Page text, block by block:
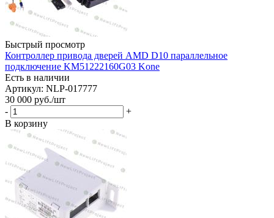
Быстрый просмотр
Контроллер привода дверей AMD D10 параллельное
подключение KM51222160G03 Kone
Есть в наличии
Артикул: NLP-017777
30 000 руб./шт
-
+
В корзину